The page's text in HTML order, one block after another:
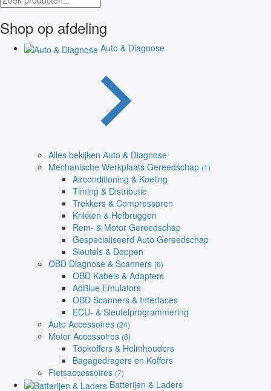
Shop op afdeling
Auto & Diagnose
Alles bekijken Auto & Diagnose
Mechanische Werkplaats Gereedschap (1)
Airconditioning & Koeling
Timing & Distributie
Trekkers & Compressoren
Krikken & Hefbruggen
Rem- & Motor Gereedschap
Gespecialiseerd Auto Gereedschap
Sleutels & Doppen
OBD Diagnose & Scanners (6)
OBD Kabels & Adapters
AdBlue Emulators
OBD Scanners & Interfaces
ECU- & Sleutelprogrammering
Auto Accessoires (24)
Motor Accessoires (8)
Topkoffers & Helmhouders
Bagagedragers en Koffers
Fietsaccessoires (7)
Batterijen & Laders